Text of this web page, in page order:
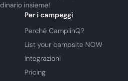
insieme!
Per i campeggi
Perché CamplinQ?
List your campsite NOW
Integrazioni
Pricing